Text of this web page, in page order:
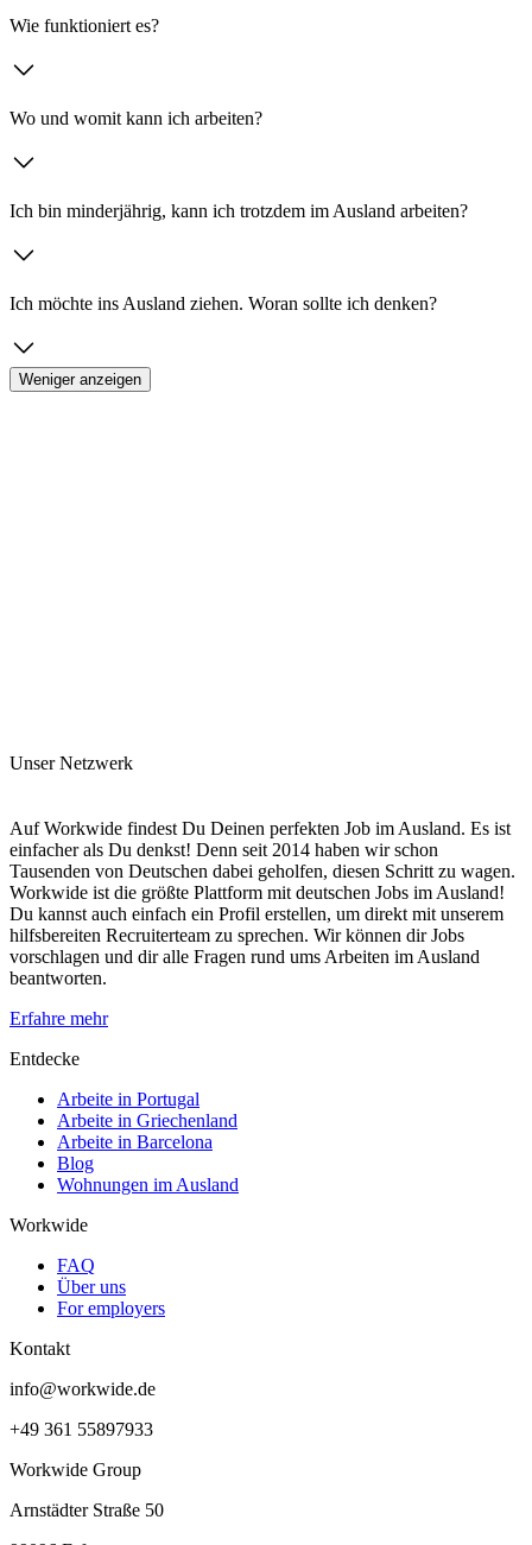
Wie funktioniert es?
Wo und womit kann ich arbeiten?
Ich bin minderjährig, kann ich trotzdem im Ausland arbeiten?
Ich möchte ins Ausland ziehen. Woran sollte ich denken?
Weniger anzeigen
Unser Netzwerk
Auf Workwide findest Du Deinen perfekten Job im Ausland. Es ist
einfacher als Du denkst! Denn seit 2014 haben wir schon
Tausenden von Deutschen dabei geholfen, diesen Schritt zu wagen.
Workwide ist die größte Plattform mit deutschen Jobs im Ausland!
Du kannst auch einfach ein Profil erstellen, um direkt mit unserem
hilfsbereiten Recruiterteam zu sprechen. Wir können dir Jobs
vorschlagen und dir alle Fragen rund ums Arbeiten im Ausland
beantworten.
Erfahre mehr
Entdecke
Arbeite in Portugal
Arbeite in Griechenland
Arbeite in Barcelona
Blog
Wohnungen im Ausland
Workwide
FAQ
Über uns
For employers
Kontakt
info@workwide.de
+49 361 55897933
Workwide Group
Arnstädter Straße 50